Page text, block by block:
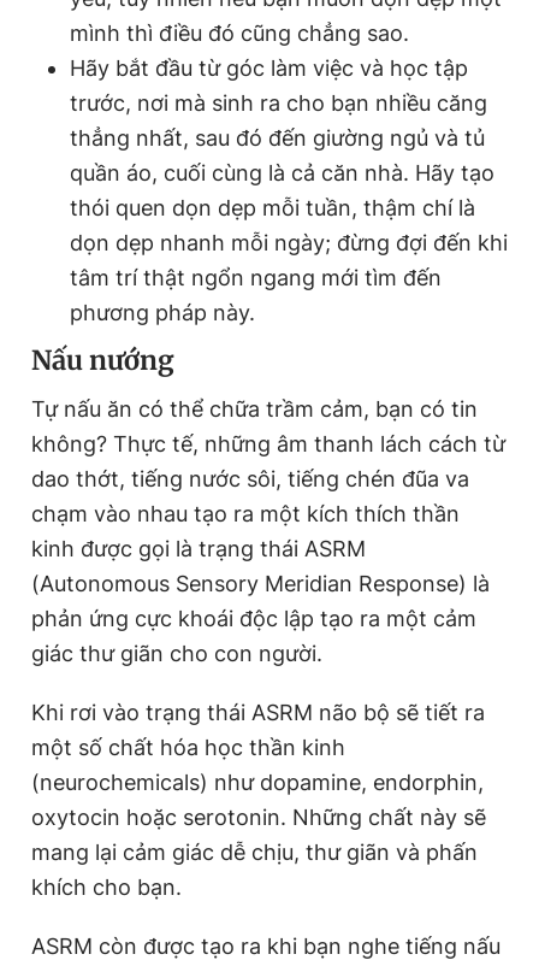
mình thì điều đó cũng chẳng sao.
Hãy bắt đầu từ góc làm việc và học tập
trước, nơi mà sinh ra cho bạn nhiều căng
thẳng nhất, sau đó đến giường ngủ và tủ
quần áo, cuối cùng là cả căn nhà. Hãy tạo
thói quen dọn dẹp mỗi tuần, thậm chí là
dọn dẹp nhanh mỗi ngày; đừng đợi đến khi
tâm trí thật ngổn ngang mới tìm đến
phương pháp này.
Nấu nướng
Tự nấu ăn có thể chữa trầm cảm, bạn có tin
không? Thực tế, những âm thanh lách cách từ
dao thớt, tiếng nước sôi, tiếng chén đũa va
chạm vào nhau tạo ra một kích thích thần
kinh được gọi là trạng thái ASRM
(Autonomous Sensory Meridian Response) là
phản ứng cực khoái độc lập tạo ra một cảm
giác thư giãn cho con người.
Khi rơi vào trạng thái ASRM não bộ sẽ tiết ra
một số chất hóa học thần kinh
(neurochemicals) như dopamine, endorphin,
oxytocin hoặc serotonin. Những chất này sẽ
mang lại cảm giác dễ chịu, thư giãn và phấn
khích cho bạn.
ASRM còn được tạo ra khi bạn nghe tiếng nấu